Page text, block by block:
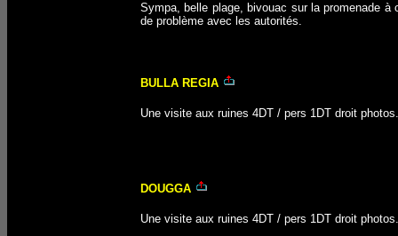
Sympa, belle plage, bivouac sur la promenade
de problème avec les autorités.
BULLA REGIA
Une visite aux ruines 4DT / pers 1DT droit photos.
DOUGGA
Une visite aux ruines 4DT / pers 1DT droit photos.